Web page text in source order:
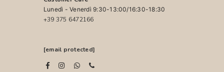
Lunedì - Venerdì 9:30-13:00/16:30-18:30
+39 375 6472166
[email protected]